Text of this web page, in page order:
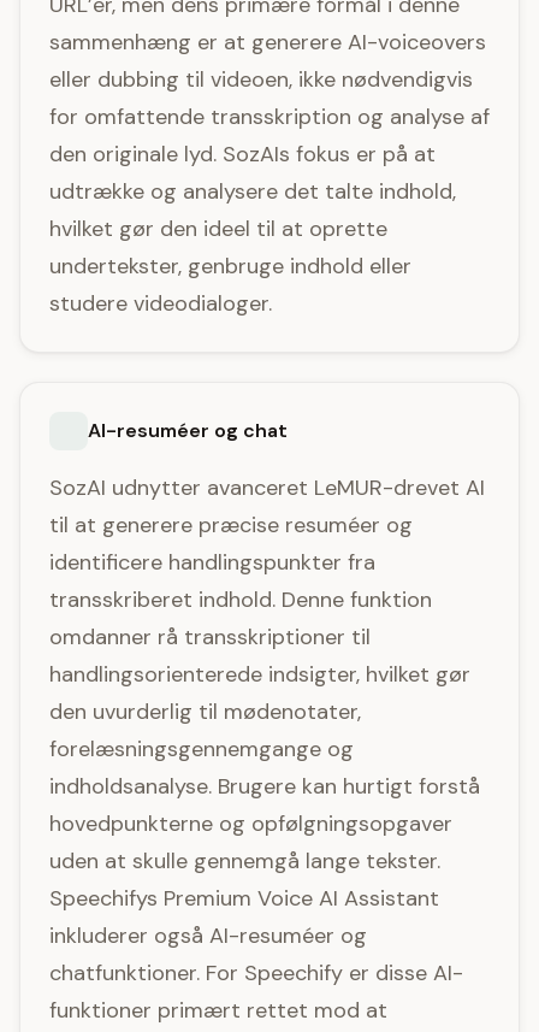
sammenhæng er at generere AI-voiceovers
eller dubbing til videoen, ikke nødvendigvis
for omfattende transskription og analyse af
den originale lyd. SozAIs fokus er på at
udtrække og analysere det talte indhold,
hvilket gør den ideel til at oprette
undertekster, genbruge indhold eller
studere videodialoger.
AI-resuméer og chat
SozAI udnytter avanceret LeMUR-drevet AI
til at generere præcise resuméer og
identificere handlingspunkter fra
transskriberet indhold. Denne funktion
omdanner rå transskriptioner til
handlingsorienterede indsigter, hvilket gør
den uvurderlig til mødenotater,
forelæsningsgennemgange og
indholdsanalyse. Brugere kan hurtigt forstå
hovedpunkterne og opfølgningsopgaver
uden at skulle gennemgå lange tekster.
Speechifys Premium Voice AI Assistant
inkluderer også AI-resuméer og
chatfunktioner. For Speechify er disse AI-
funktioner primært rettet mod at